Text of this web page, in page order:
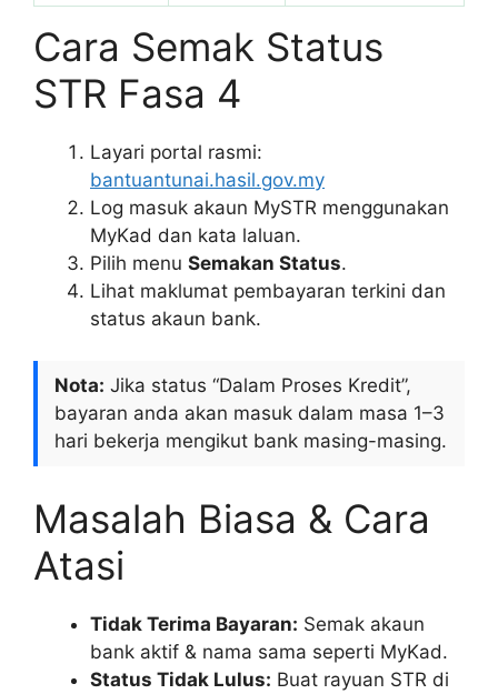
Cara Semak Status
STR Fasa 4
Layari portal rasmi:
bantuantunai.hasil.gov.my
Log masuk akaun MySTR menggunakan
MyKad dan kata laluan.
Pilih menu Semakan Status.
Lihat maklumat pembayaran terkini dan
status akaun bank.
Nota: Jika status “Dalam Proses Kredit”,
bayaran anda akan masuk dalam masa 1–3
hari bekerja mengikut bank masing-masing.
Masalah Biasa & Cara
Atasi
Tidak Terima Bayaran: Semak akaun
bank aktif & nama sama seperti MyKad.
Status Tidak Lulus: Buat rayuan STR di